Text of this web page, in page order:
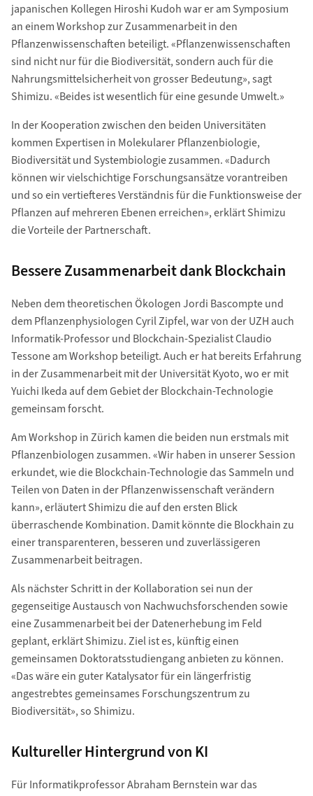
japanischen Kollegen Hiroshi Kudoh war er am Symposium
an einem Workshop zur Zusammenarbeit in den
Pflanzenwissenschaften beteiligt. «Pflanzenwissenschaften
sind nicht nur für die Biodiversität, sondern auch für die
Nahrungsmittelsicherheit von grosser Bedeutung», sagt
Shimizu. «Beides ist wesentlich für eine gesunde Umwelt.»
In der Kooperation zwischen den beiden Universitäten
kommen Expertisen in Molekularer Pflanzenbiologie,
Biodiversität und Systembiologie zusammen. «Dadurch
können wir vielschichtige Forschungsansätze vorantreiben
und so ein vertiefteres Verständnis für die Funktionsweise der
Pflanzen auf mehreren Ebenen erreichen», erklärt Shimizu
die Vorteile der Partnerschaft.
Bessere Zusammenarbeit dank Blockchain
Neben dem theoretischen Ökologen Jordi Bascompte und
dem Pflanzenphysiologen Cyril Zipfel, war von der UZH auch
Informatik-Professor und Blockchain-Spezialist Claudio
Tessone am Workshop beteiligt. Auch er hat bereits Erfahrung
in der Zusammenarbeit mit der Universität Kyoto, wo er mit
Yuichi Ikeda auf dem Gebiet der Blockchain-Technologie
gemeinsam forscht.
Am Workshop in Zürich kamen die beiden nun erstmals mit
Pflanzenbiologen zusammen. «Wir haben in unserer Session
erkundet, wie die Blockchain-Technologie das Sammeln und
Teilen von Daten in der Pflanzenwissenschaft verändern
kann», erläutert Shimizu die auf den ersten Blick
überraschende Kombination. Damit könnte die Blockhain zu
einer transparenteren, besseren und zuverlässigeren
Zusammenarbeit beitragen.
Als nächster Schritt in der Kollaboration sei nun der
gegenseitige Austausch von Nachwuchsforschenden sowie
eine Zusammenarbeit bei der Datenerhebung im Feld
geplant, erklärt Shimizu. Ziel ist es, künftig einen
gemeinsamen Doktoratsstudiengang anbieten zu können.
«Das wäre ein guter Katalysator für ein längerfristig
angestrebtes gemeinsames Forschungszentrum zu
Biodiversität», so Shimizu.
Kultureller Hintergrund von KI
Für Informatikprofessor Abraham Bernstein war das